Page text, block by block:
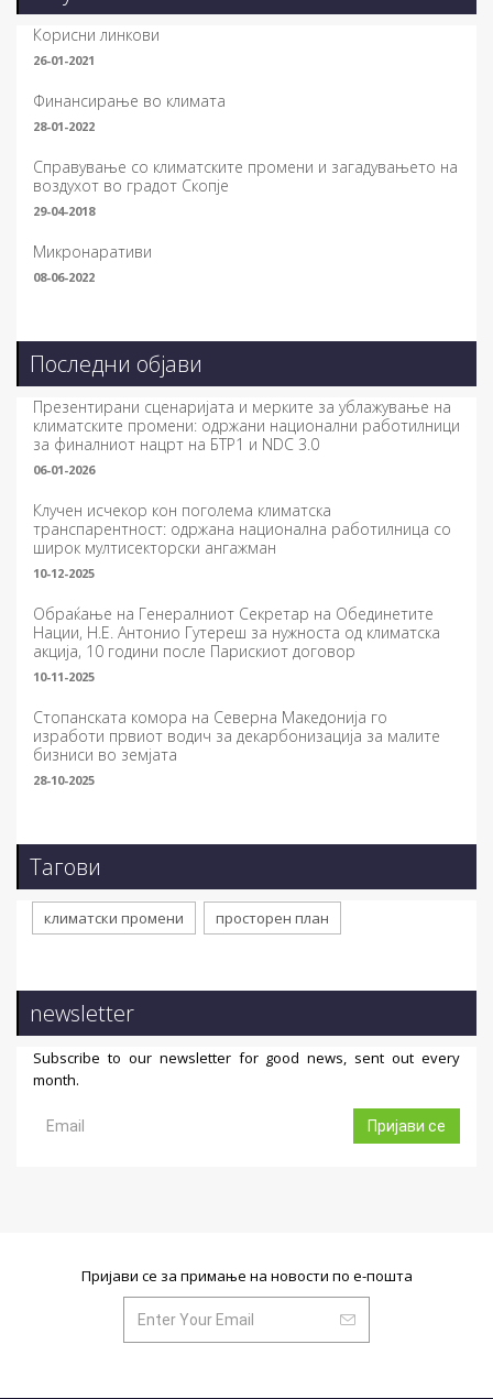
Корисни линкови
26-01-2021
Финансирање во климата
28-01-2022
Справување со климатските промени и загадувањето на
воздухот во градот Скопје
29-04-2018
Микронаративи
08-06-2022
Последни објави
Презентирани сценаријата и мерките за ублажување на
климатските промени: одржани национални работилници
за финалниот нацрт на БТР1 и NDC 3.0
06-01-2026
Клучен исчекор кон поголема климатска
транспарентност: одржана национална работилница со
широк мултисекторски ангажман
10-12-2025
Обраќање на Генералниот Секретар на Обединетите
Нации, Н.Е. Антонио Гутереш за нужноста од климатска
акција, 10 години после Парискиот договор
10-11-2025
Стопанската комора на Северна Македонија го
изработи првиот водич за декарбонизација за малите
бизниси во земјата
28-10-2025
Тагови
климатски промени просторен план
newsletter
Subscribe to our newsletter for good news, sent out every
month.
Пријави се
Пријави се за примање на новости по е-пошта